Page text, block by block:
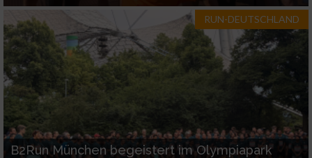
RUN-DEUTSCHLAND
B2Run München begeistert im Olympiapark